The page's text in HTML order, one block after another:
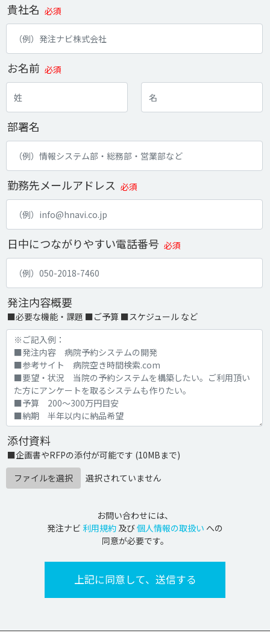
貴社名 必須
お名前 必須
部署名
勤務先メールアドレス 必須
日中につながりやすい電話番号 必須
発注内容概要
■必要な機能・課題 ■ご予算 ■スケジュール など
添付資料
■企画書やRFPの添付が可能です (10MBまで)
ファイルを選択
選択されていません
お問い合わせには、
発注ナビ 利用規約 及び個人情報の取扱い への
同意が必要です。